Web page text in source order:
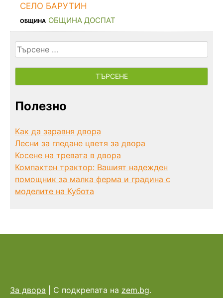
СЕЛО БАРУТИН
ОБЩИНА ОБЩИНА ДОСПАТ
Търсене
за:
Полезно
Как да заравня двора
Лесни за гледане цветя за двора
Косене на тревата в двора
Компактен трактор: Вашият надежден
помощник за малка ферма и градина с
моделите на Кубота
За двора С подкрепата на zem.bg.